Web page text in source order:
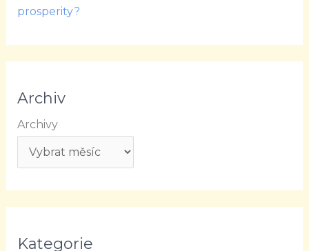
prosperity?
Archiv
Archivy
Kategorie